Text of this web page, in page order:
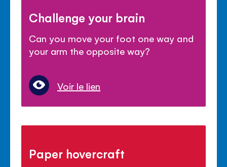
Challenge your brain
Can you move your foot one way and
your arm the opposite way?
Voir le lien
Paper hovercraft